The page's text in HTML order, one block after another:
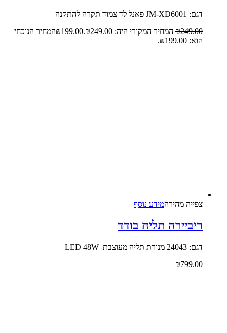
דגם: JM-XD6001 פאנל לד צמוד תקרה להתקנה
₪249.00 המחיר המקורי היה: ₪249.00. ₪199.00
המחיר הנוכחי
הוא: ₪199.00.
צפייה‬ ‫מהירה‬מידע נוסף
ריביירה תליה בודד
דגם: 24043 מנורת תליה מעוצבת LED 48W
₪799.00